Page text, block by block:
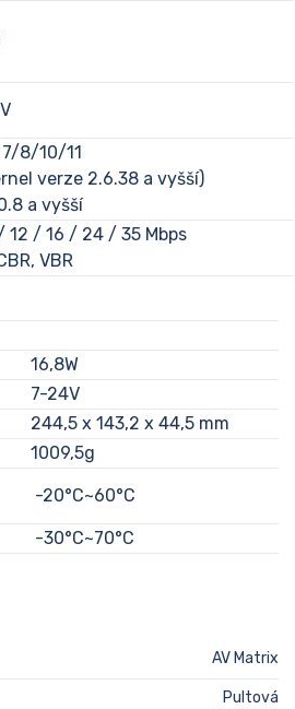
8/10/11
verze 2.6.38 a vyšší)
a vyšší
/ 16 / 24 / 35 Mbps
VBR
16,8W
7-24V
244,5 x 143,2 x 44,5 mm
1009,5g
-20°C~60°C
-30°C~70°C
AV Matrix
Pultová